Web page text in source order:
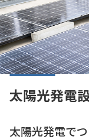
太陽光発電
太陽光発電で